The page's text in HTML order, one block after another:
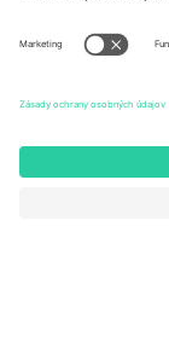
United States
Newark, Delaware
States